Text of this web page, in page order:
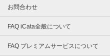
お問合わせ
FAQ iCata全般について
FAQ プレミアムサービスについて